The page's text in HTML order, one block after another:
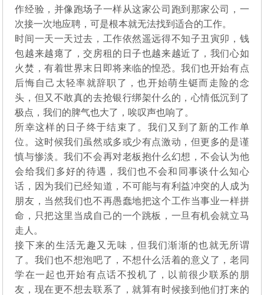
作经验，并像跑场子一样从这家公司跑到那家公司，一
次接一次地应聘，可是根本就无法找到适合的工作。
时间一天一天过去，工作依然遥远得不知子丑寅卯，钱
包越来越瘪了，交房租的日子也越来越近了，我们心如
火焚，有着世界末日即将来临的惶恐。我们也开始有点
后悔自己太轻率就辞职了，也开始萌生铤而走险的念
头，但又不敢真的去抢银行绑架什么的，心情低沉到了
极点，我们的脾气也大了，唉叹声也响了。
所幸这样的日子终于结束了。我们又到了新的工作单
位。这时候我们虽然或多或少有点激动，但更多的是谨
慎与惨淡。我们不会再对老板抱什么幻想，不会认为他
会给我们多好的待遇，我们也不会和同事谈什么知心
话，因为我们已经知道，不可能与有利益冲突的人成为
朋友，当然我们也不再愚蠢地把这个工作当事业一样拼
命，只把这里当成自己的一个跳板，一旦有机会就立马
走人。
接下来的生活无趣又无味，但我们渐渐的也就无所谓
了。我们也不想泡吧了，不想什么活着的意义了，老同
学在一起也开始有点话不投机了，以前很少联系的朋
友，现在更不想去联系了，就算有时候接到他们打来的